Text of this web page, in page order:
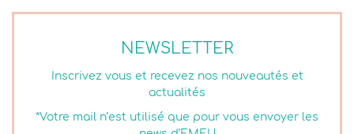
NEWSLETTER
Inscrivez vous et recevez nos nouveautés et
actualités
*Votre mail n’est utilisé que pour vous envoyer les